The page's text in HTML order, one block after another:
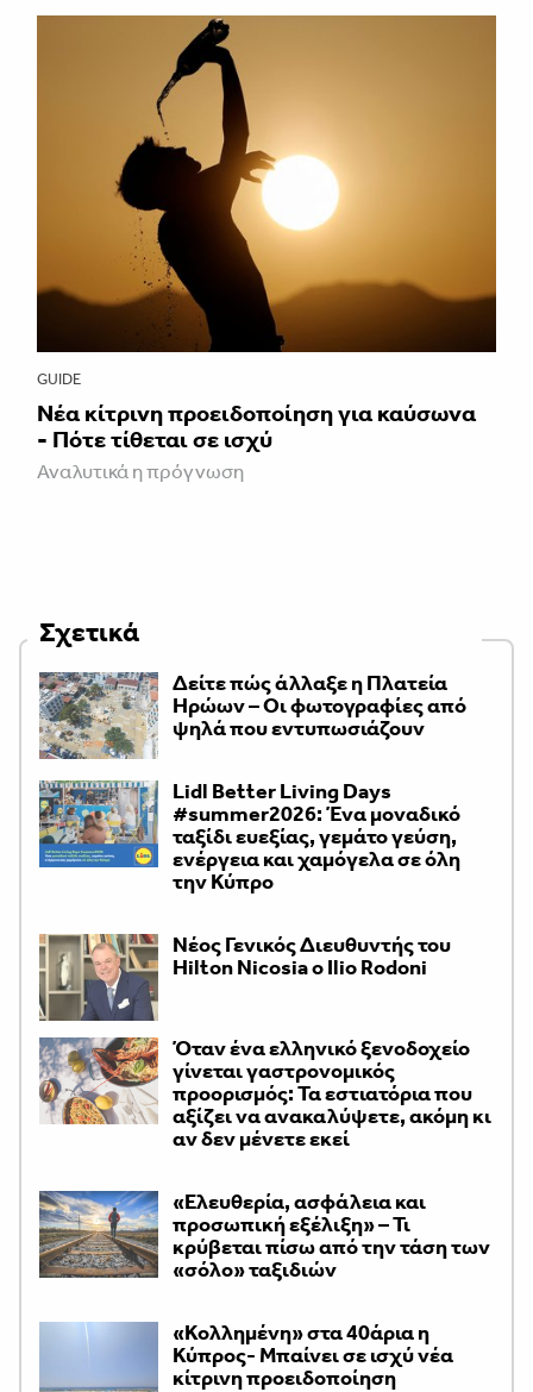
GUIDE
Νέα κίτρινη προειδοποίηση για καύσωνα
- Πότε τίθεται σε ισχύ
Αναλυτικά η πρόγνωση
Σχετικά
Δείτε πώς άλλαξε η Πλατεία
Ηρώων – Οι φωτογραφίες από
ψηλά που εντυπωσιάζουν
Lidl Better Living Days
#summer2026: Ένα μοναδικό
ταξίδι ευεξίας, γεμάτο γεύση,
ενέργεια και χαμόγελα σε όλη
την Κύπρο
Νέος Γενικός Διευθυντής του
Hilton Nicosia ο Ilio Rodoni
Όταν ένα ελληνικό ξενοδοχείο
γίνεται γαστρονομικός
προορισμός: Τα εστιατόρια που
αξίζει να ανακαλύψετε, ακόμη κι
αν δεν μένετε εκεί
«Ελευθερία, ασφάλεια και
προσωπική εξέλιξη» – Τι
κρύβεται πίσω από την τάση των
«σόλο» ταξιδιών
«Κολλημένη» στα 40άρια η
Κύπρος- Μπαίνει σε ισχύ νέα
κίτρινη προειδοποίηση